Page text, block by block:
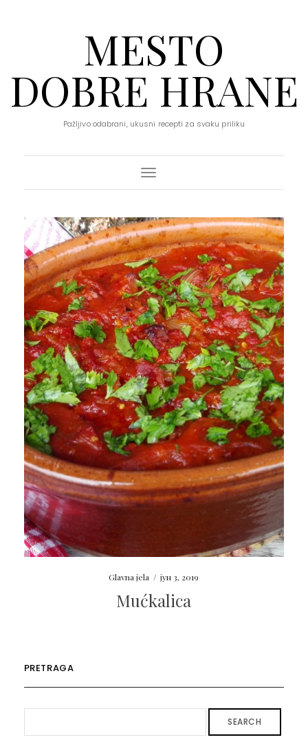
MESTO
DOBRE HRANE
Pažljivo odabrani, ukusni recepti za svaku priliku
Toggle Navigation
Glavna jela / јун 3, 2019
Mućkalica
PRETRAGA
SEARCH